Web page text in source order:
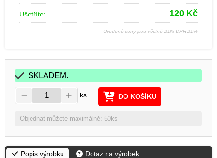
Ušetříte: 120 Kč
Uvedené ceny jsou včetně 21% DPH 21%
SKLADEM.
ks DO KOŠÍKU
Objednat můžete maximálně: 50ks
Popis výrobku
Dotaz na výrobek